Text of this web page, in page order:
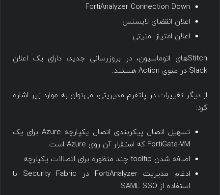
FortiAnalyzer Connection Down
اعلان انقضای لایسنس
اعلان امتیاز امنیتی
Stitchهای اتوماسیون، در بروزرسانی جدید، دارای یک اعلان
Slack در منوی Action هستند.
از دیگر تغییرات در پلتفرم مدیریتی، می‌توان به موارد زیر اشاره
کرد:
تسهیل اتصال پیکربندی اتصال یکپارچه Azure برای یک
FortiGate-VM که استقرار آن روی Azure است.
اضافه شدن tooltip چند منظوره برای اتصالات یکپارچه
ادغام مدیریت FortiAnalyzer در Security Fabric با
استفاده از SAML SSO